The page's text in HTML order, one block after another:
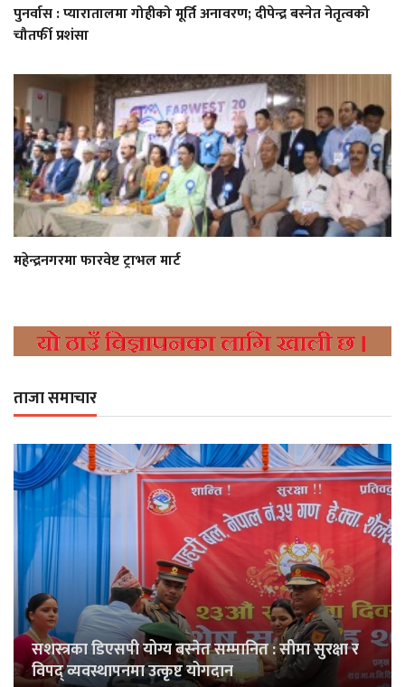
पुनर्वास : प्यारातालमा गोहीको मूर्ति अनावरण; दीपेन्द्र बस्नेत नेतृत्वको
चौतर्फी प्रशंसा
महेन्द्रनगरमा फारवेष्ट ट्राभल मार्ट
ताजा समाचार
सशस्त्रका डिएसपी योग्य बस्नेत सम्मानित : सीमा सुरक्षा र
विपद् व्यवस्थापनमा उत्कृष्ट योगदान